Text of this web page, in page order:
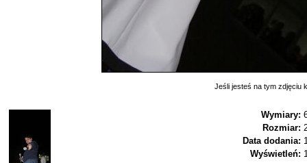
Jeśli jesteś na tym zdjęciu
Wymiary:
Rozmiar:
Data dodania:
Wyświetleń: